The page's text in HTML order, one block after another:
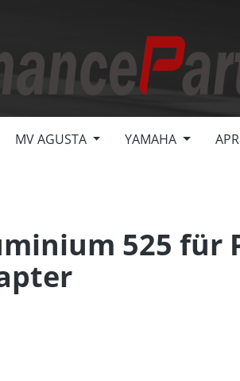
MV AGUSTA YAMAHA
525 für